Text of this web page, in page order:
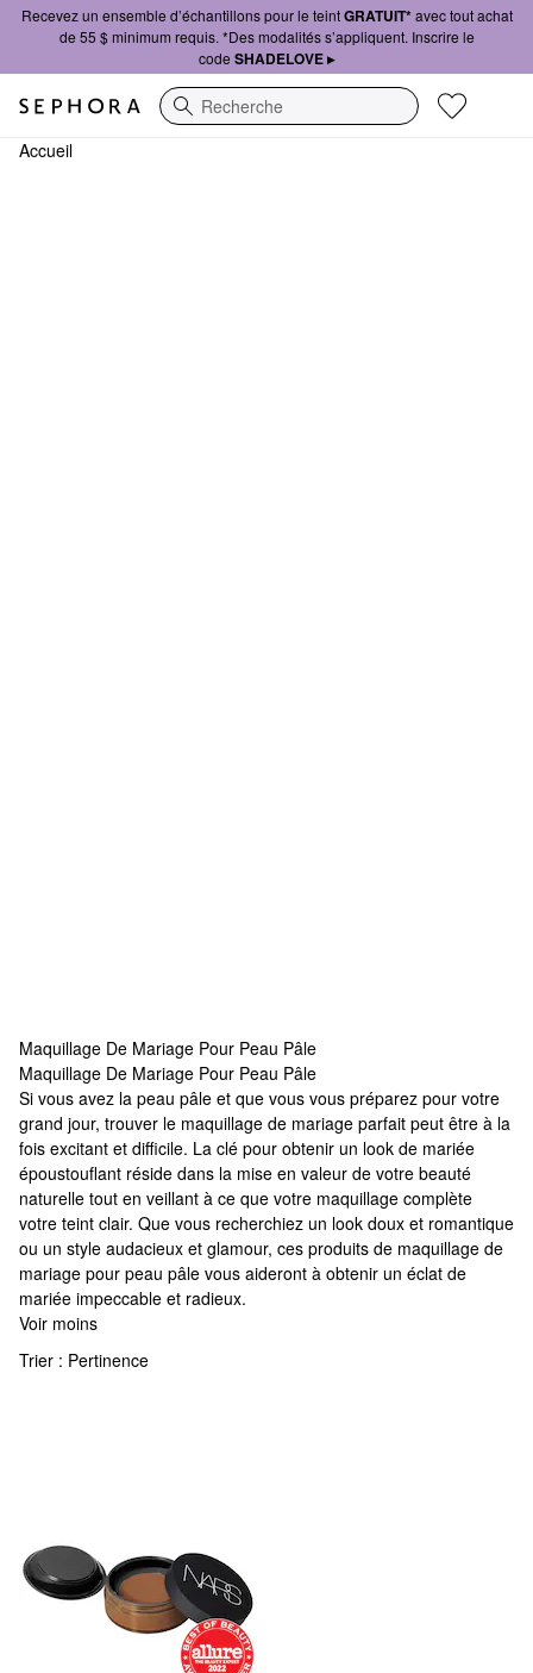
Recevez un ensemble d’échantillons pour le teintGRATUIT*avec tout achat
de 55 $ minimum requis. *Des modalités s’appliquent. Inscrire le
code SHADELOVE ▸
Recherche
Accueil
Maquillage De Mariage Pour Peau Pâle
Maquillage De Mariage Pour Peau Pâle
Maquillage De Mariage Pour Peau Pâle
Si vous avez la peau pâle et que vous vous préparez pour votre
grand jour, trouver le maquillage de mariage parfait peut être à la
fois excitant et difficile. La clé pour obtenir un look de mariée
époustouflant réside dans la mise en valeur de votre beauté
naturelle tout en veillant à ce que votre maquillage complète
votre teint clair. Que vous recherchiez un look doux et romantique
ou un style audacieux et glamour, ces produits de maquillage de
mariage pour peau pâle vous aideront à obtenir un éclat de
mariée impeccable et radieux.
Voir moins
Trier : Pertinence